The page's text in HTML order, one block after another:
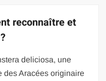
reconnaître et
deliciosa, une
des Aracées originaire